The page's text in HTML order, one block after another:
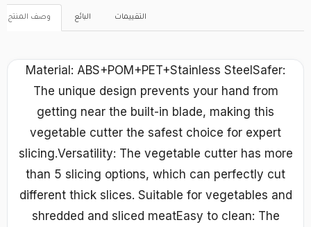
وصف المنتج البائع التقييمات
Material: ABS+POM+PET+Stainless SteelSafer:
The unique design prevents your hand from
getting near the built-in blade, making this
vegetable cutter the safest choice for expert
slicing.Versatility: The vegetable cutter has more
than 5 slicing options, which can perfectly cut
different thick slices. Suitable for vegetables and
shredded and sliced meatEasy to clean: The